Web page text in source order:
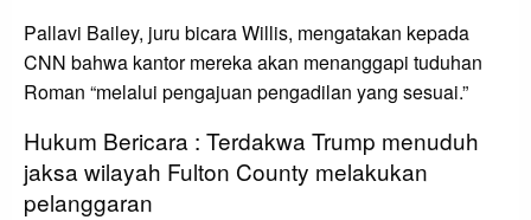
Pallavi Bailey, juru bicara Willis, mengatakan kepada
CNN bahwa kantor mereka akan menanggapi tuduhan
Roman “melalui pengajuan pengadilan yang sesuai.”
Hukum Bericara : Terdakwa Trump menuduh
jaksa wilayah Fulton County melakukan
pelanggaran